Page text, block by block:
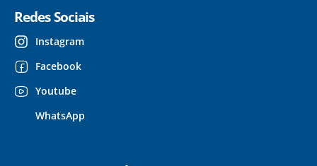
Redes Sociais
Instagram
Facebook
Youtube
WhatsApp